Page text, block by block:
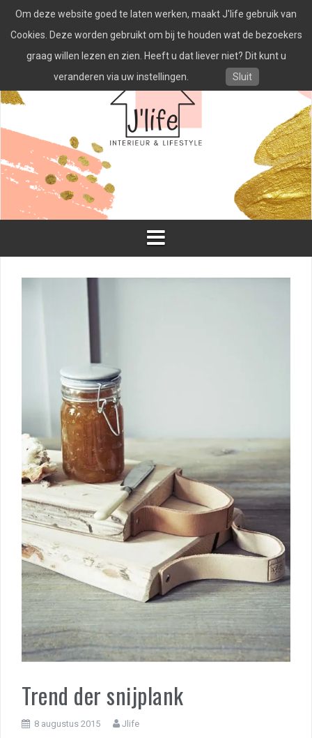
naar
inhoud
Trend der snijplank
8 augustus 2015 Jlife
Om deze website goed te laten werken, maakt J'life gebruik van
Cookies. Deze worden gebruikt om bij te houden wat de bezoekers
graag willen lezen en zien. Heeft u dat liever niet? Dit kunt u
veranderen via uw instellingen.
Sluit